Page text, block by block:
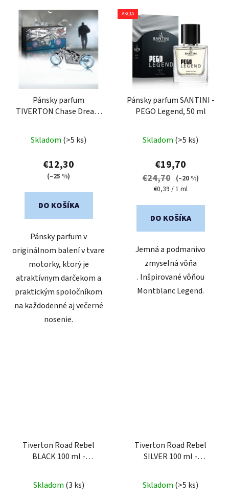
Pánsky parfum
TIVERTON Chase Dream
Skladom (>5 ks)
€12,30
(–25 %)
DO KOŠÍKA
Pánsky parfum v
originálnom balení v tvare
motorky, ktorý je
atraktívnym darčekom a
praktickým spoločníkom
na každodenné aj večerné
nosenie.
AKCIA
Pánsky parfum SANTINI -
PEGO Legend, 50 ml
Skladom (>5 ks)
€19,70
€24,70
(–20 %)
Jednotková
€0,39 / 1 ml
DO KOŠÍKA
Jemná a podmanivo
zmyselná vôňa
. Inšpirované vôňou
Montblanc Legend.
Tiverton Road Rebel
BLACK 100 ml -
mužov
Skladom (3 ks)
Tiverton Road Rebel
SILVER 100 ml -
mužov
Skladom (>5 ks)